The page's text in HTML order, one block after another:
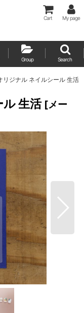
Cart My page
Group Search
リジナル ネイルシール 生活
生活 [メー